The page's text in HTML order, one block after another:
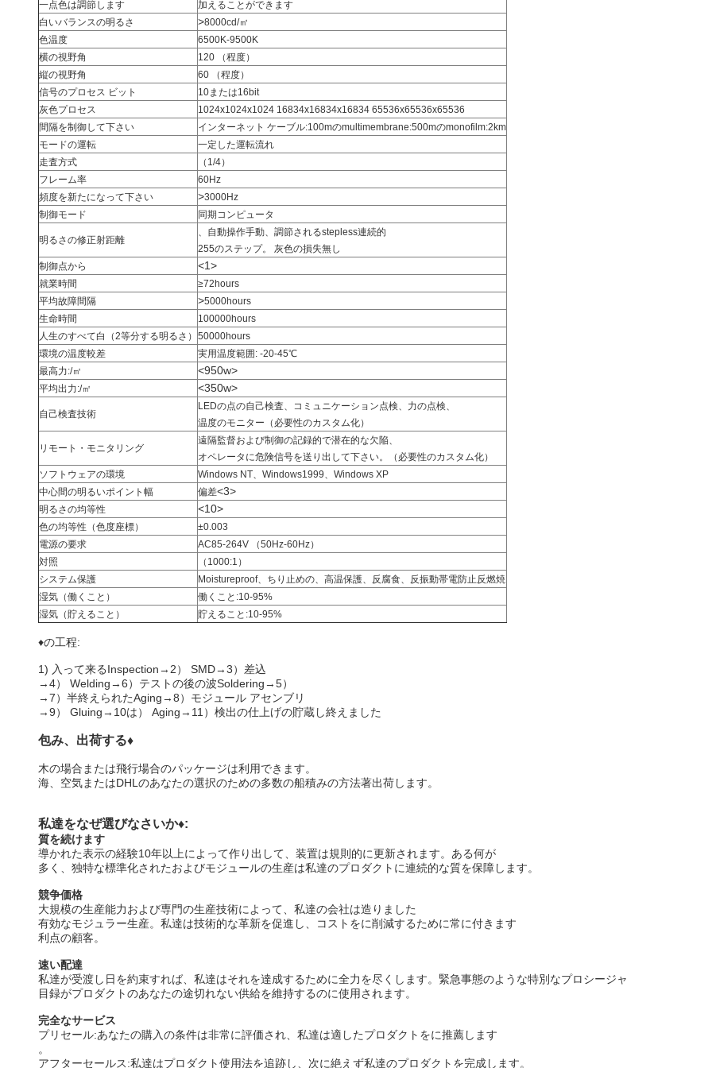
一点色は調節します
加えることができます
白いバランスの明るさ
>8000cd/㎡
色温度
6500K-9500K
横の視野角
120 （程度）
縦の視野角
60 （程度）
信号のプロセス ビット
10または16bit
灰色プロセス
1024x1024x1024 16834x16834x16834 65536x65536x65536
間隔を制御して下さい
インターネット ケーブル:100mのmultimembrane:500mのmonofilm:2km
モードの運転
一定した運転流れ
走査方式
（1/4）
フレーム率
60Hz
頻度を新たになって下さい
>3000Hz
制御モード
同期コンピュータ
明るさの修正射距離
、自動操作手動、調節されるstepless連続的
255のステップ。 灰色の損失無し
制御点から
<1>
就業時間
≥72hours
平均故障間隔
>5000hours
生命時間
100000hours
人生のすべて白（2等分する明るさ） 50000hours
環境の温度較差
実用温度範囲: -20-45℃
最高力:/㎡
<950w>
平均出力:/㎡ <350w>
自己検査技術
LEDの点の自己検査、コミュニケーション点検、力の点検、
温度のモニター（必要性のカスタム化）
リモート・モニタリング
遠隔監督および制御の記録的で潜在的な欠陥、
オペレータに危険信号を送り出して下さい。（必要性のカスタム化）
ソフトウェアの環境
Windows NT、Windows1999、Windows XP
中心間の明るいポイント幅
偏差<3>
明るさの均等性 <10>
色の均等性（色度座標）
±0.003
電源の要求
AC85-264V （50Hz-60Hz）
対照
（1000:1）
システム保護
Moistureproof、ちり止めの、高温保護、反腐食、反振動帯電防止反燃焼
湿気（働くこと）
働くこと:10-95%
湿気（貯えること）
貯えること:10-95%
♦の工程:
1) 入って来るInspection→2） SMD→3）差込
→4） Welding→6）テストの後の波Soldering→5）
→7）半終えられたAging→8）モジュール アセンブリ
→9） Gluing→10は） Aging→11）検出の仕上げの貯蔵し終えました
包み、出荷する♦
木の場合または飛行場合のパッケージは利用できます。
海、空気またはDHLのあなたの選択のための多数の船積みの方法著出荷します。
私達をなぜ選びなさいか♦:
質を続けます
導かれた表示の経験10年以上によって作り出して、装置は規則的に更新されます。ある何が
多く、独特な標準化されたおよびモジュールの生産は私達のプロダクトに連続的な質を保障します。
競争価格
大規模の生産能力および専門の生産技術によって、私達の会社は造りました
有効なモジュラー生産。私達は技術的な革新を促進し、コストをに削減するために常に付きます
利点の顧客。
速い配達
私達が受渡し日を約束すれば、私達はそれを達成するために全力を尽くします。緊急事態のような特別なプロシージャ
目録がプロダクトのあなたの途切れない供給を維持するのに使用されます。
完全なサービス
プリセール:あなたの購入の条件は非常に評価され、私達は適したプロダクトをに推薦します
。
アフターセールス:私達はプロダクト使用法を追跡し、次に絶えず私達のプロダクトを完成します。